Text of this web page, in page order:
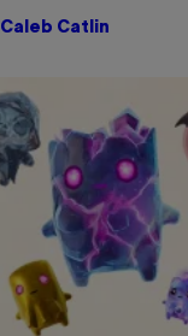
Caleb Catlin